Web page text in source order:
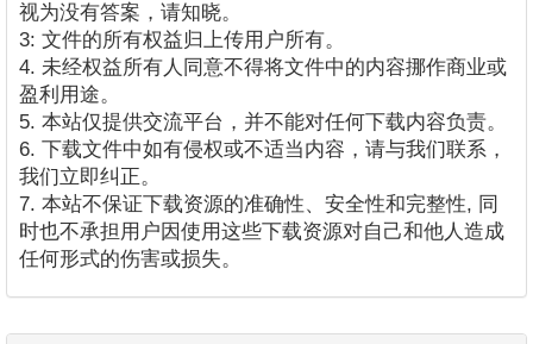
视为没有答案，请知晓。
3: 文件的所有权益归上传用户所有。
4. 未经权益所有人同意不得将文件中的内容挪作商业或
盈利用途。
5. 本站仅提供交流平台，并不能对任何下载内容负责。
6. 下载文件中如有侵权或不适当内容，请与我们联系，
我们立即纠正。
7. 本站不保证下载资源的准确性、安全性和完整性, 同
时也不承担用户因使用这些下载资源对自己和他人造成
任何形式的伤害或损失。